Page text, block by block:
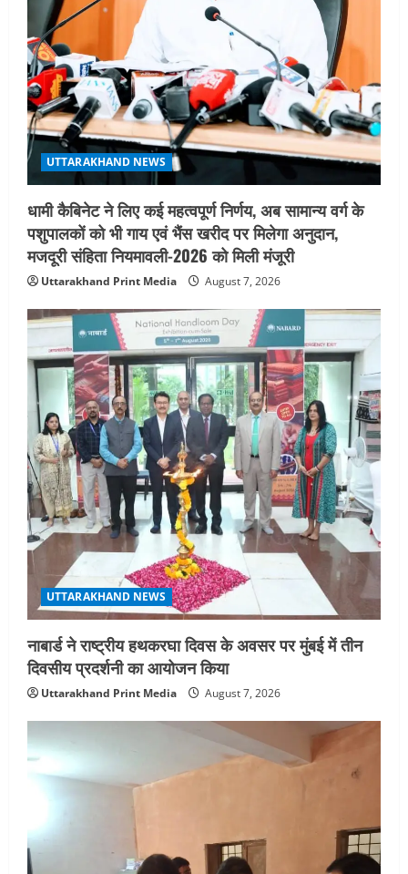
UTTARAKHAND NEWS
धामी कैबिनेट ने लिए कई महत्वपूर्ण निर्णय, अब सामान्य वर्ग के
पशुपालकों को भी गाय एवं भैंस खरीद पर मिलेगा अनुदान,
मजदूरी संहिता नियमावली-2026 को मिली मंजूरी
Uttarakhand Print Media August 7, 2026
UTTARAKHAND NEWS
नाबार्ड ने राष्ट्रीय हथकरघा दिवस के अवसर पर मुंबई में तीन
दिवसीय प्रदर्शनी का आयोजन किया
Uttarakhand Print Media August 7, 2026